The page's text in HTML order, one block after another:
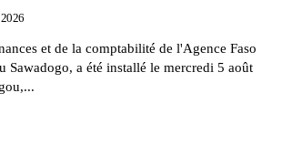
et de la comptabilité de l'Agence Faso
Sawadogo, a été installé le mercredi 5 août